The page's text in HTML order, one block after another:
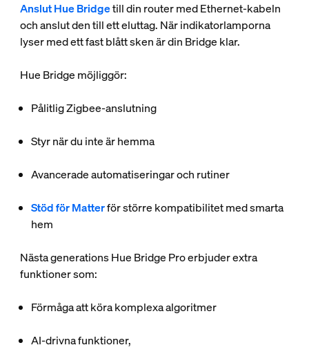
Anslut Hue Bridgetill din router med Ethernet-kabeln
och anslut den till ett eluttag. När indikatorlamporna
lyser med ett fast blått sken är din Bridge klar.
Hue Bridge möjliggör:
Pålitlig Zigbee-anslutning
Styr när du inte är hemma
Avancerade automatiseringar och rutiner
Stöd för Matterför större kompatibilitet med smarta
hem
Nästa generations Hue Bridge Pro erbjuder extra
funktioner som:
Förmåga att köra komplexa algoritmer
AI-drivna funktioner,